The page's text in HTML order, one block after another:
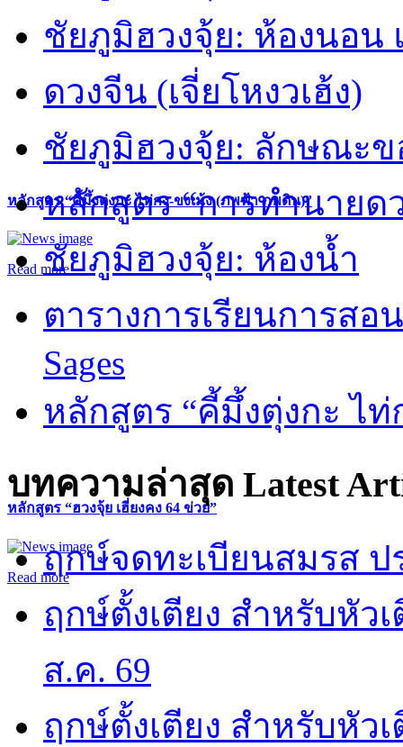
หลักสูตร “คี้มึ้งตุ่งกะ ไท่กง-ขงเม้ง (ภพฟ้า ภพดิน)”
Read more
หลักสูตร “ฮวงจุ้ย เฮี่ยงคง 64 ข่วย”
Read more
ชัยภูมิฮวงจุ้ย: ห้องนอน
ดวงจีน (เจี่ยโหงวเฮ้ง)
ชัยภูมิฮวงจุ้ย: ลักษณะ
หลักสูตร “การทำนายด
ชัยภูมิฮวงจุ้ย: ห้องน้ำ
ตารางการเรียนการส
Sages
หลักสูตร “คี้มึ้งตุ่งกะ ไ
บทความล่าสุด Latest
ฤกษ์จดทะเบียนสมรส ป
ฤกษ์ตั้งเตียง สำหรับหัว
ส.ค. 69
ฤกษ์ตั้งเตียง สำหรับหัว